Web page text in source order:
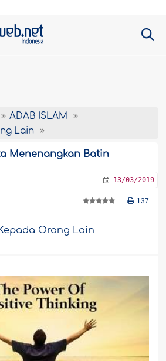
ADAB ISLAM
Lain
Menenangkan Batin
13/03/2019
137
Orang Lain